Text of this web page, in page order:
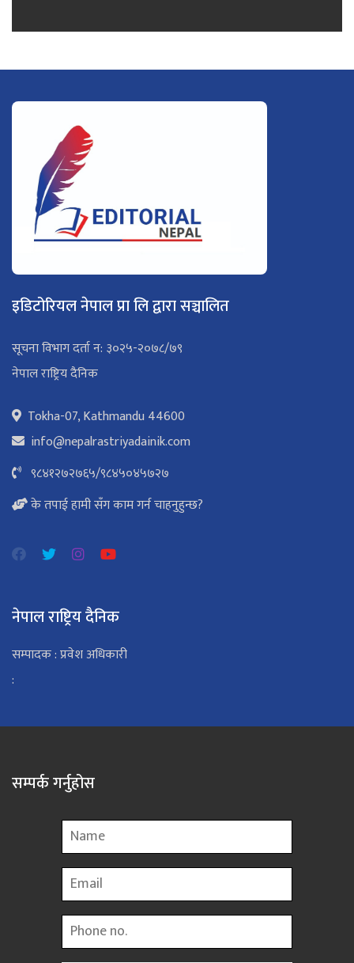
इडिटोरियल नेपाल प्रा लि द्वारा सञ्चालित
सूचना विभाग दर्ता न: ३०२५-२०७८/७९
नेपाल राष्ट्रिय दैनिक
Tokha-07, Kathmandu 44600
info@nepalrastriyadainik.com
९८४१२७२७६५/९८४५०४५७२७
के तपाई हामी सँग काम गर्न चाहनुहुन्छ?
नेपाल राष्ट्रिय दैनिक
सम्पादक : प्रवेश अधिकारी
:
सम्पर्क गर्नुहोस
Name
Email
Phone